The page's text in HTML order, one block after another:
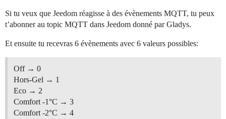
Si tu veux que Jeedom réagisse à des évènements MQTT, tu peux
t’abonner au topic MQTT dans Jeedom donné par Gladys.
Et ensuite tu recevras 6 évènements avec 6 valeurs possibles:
Off → 0
Hors-Gel → 1
Eco → 2
Comfort -1°C → 3
Comfort -2°C → 4